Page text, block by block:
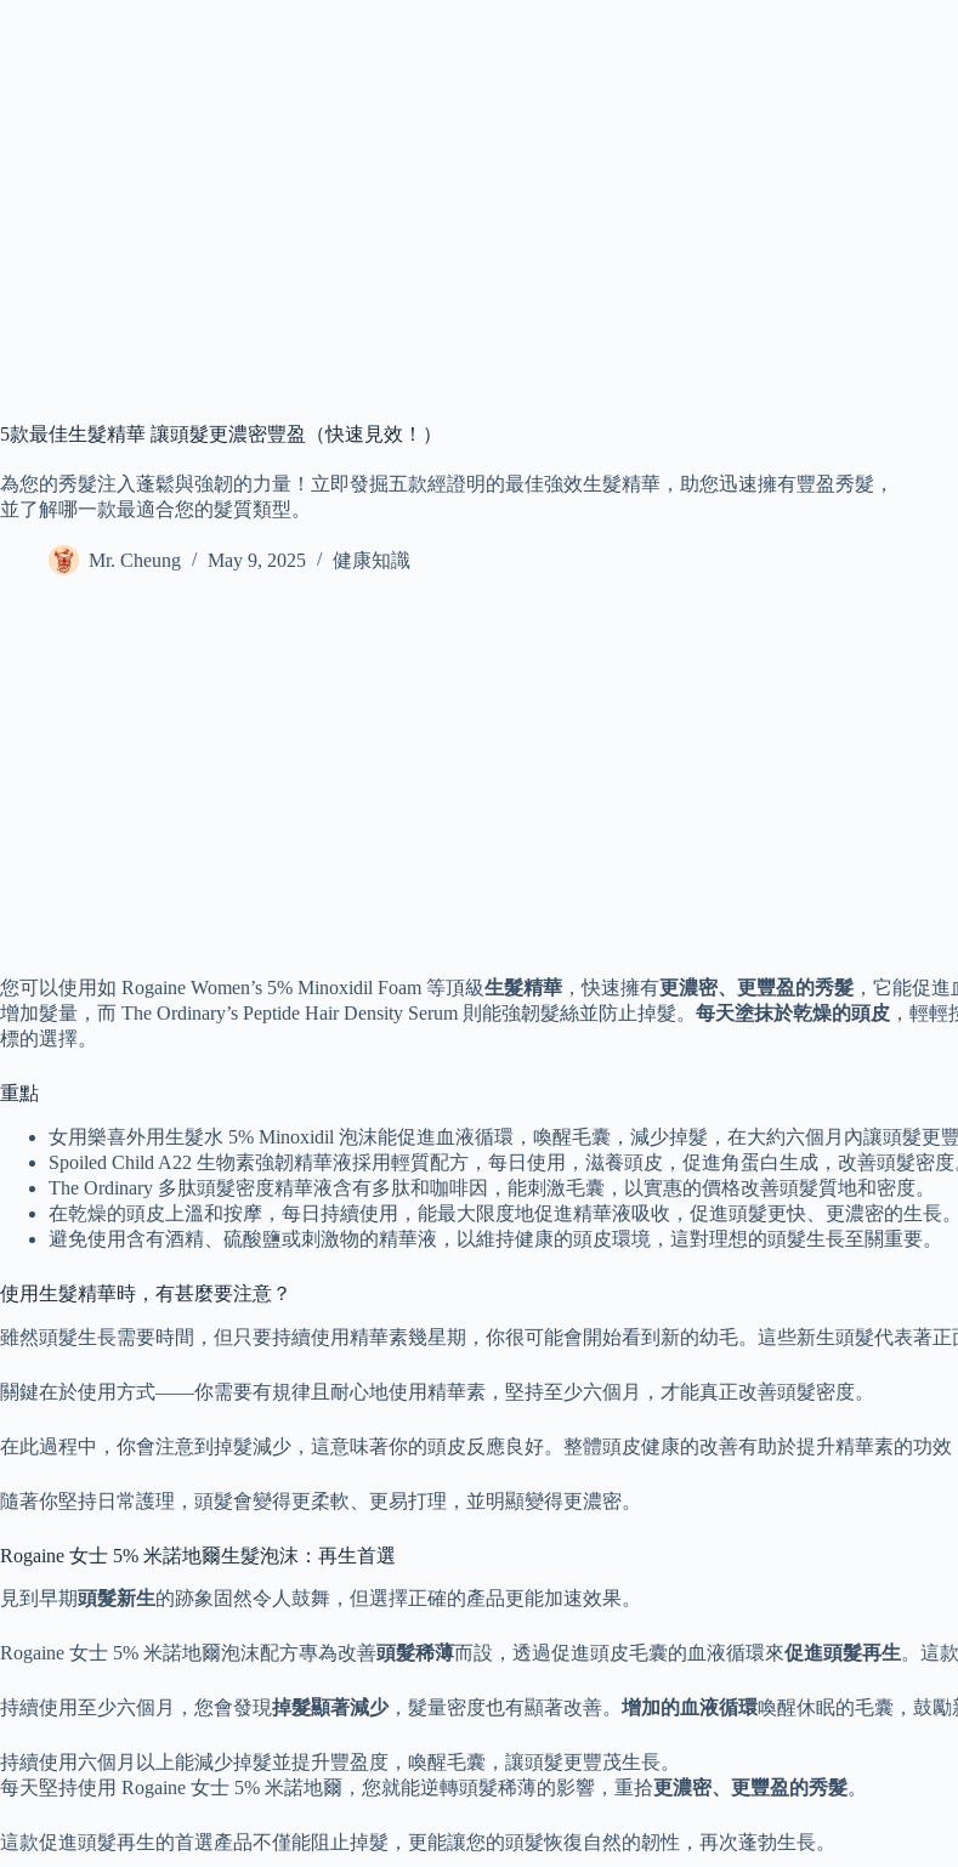
5款最佳生髮精華 讓頭髮更濃密豐盈（快速見效！）
為您的秀髮注入蓬鬆與強韌的力量！立即發掘五款經證明的最佳強效生髮精華，助您迅速擁有豐盈秀髮，
並了解哪一款最適合您的髮質類型。
Mr. Cheung May 9, 2025 健康知識
您可以使用如 Rogaine Women’s 5% Minoxidil Foam 等頂級生髮精華 ，快速擁有更濃密、更豐盈的秀髮 ，它能促
增加髮量，而 The Ordinary’s Peptide Hair Density Serum 則能強韌髮絲並防止掉髮。 每天塗抹於乾燥的頭皮 ，輕
標的選擇。
重點
女用樂喜外用生髮水 5% Minoxidil 泡沫能促進血液循環，喚醒毛囊，減少掉髮，在大約六個月內讓頭髮更豐
Spoiled Child A22 生物素強韌精華液採用輕質配方，每日使用，滋養頭皮，促進角蛋白生成，改善頭髮密度
The Ordinary 多肽頭髮密度精華液含有多肽和咖啡因，能刺激毛囊，以實惠的價格改善頭髮質地和密度。
在乾燥的頭皮上溫和按摩，每日持續使用，能最大限度地促進精華液吸收，促進頭髮更快、更濃密的生長。
避免使用含有酒精、硫酸鹽或刺激物的精華液，以維持健康的頭皮環境，這對理想的頭髮生長至關重要。
使用生髮精華時，有甚麼要注意？
雖然頭髮生長需要時間，但只要持續使用精華素幾星期，你很可能會開始看到新的幼毛。這些新生頭髮代表著
關鍵在於使用方式——你需要有規律且耐心地使用精華素，堅持至少六個月，才能真正改善頭髮密度。
在此過程中，你會注意到掉髮減少，這意味著你的頭皮反應良好。整體頭皮健康的改善有助於提升精華素的功效
隨著你堅持日常護理，頭髮會變得更柔軟、更易打理，並明顯變得更濃密。
Rogaine 女士 5% 米諾地爾生髮泡沫：再生首選
見到早期頭髮新生的跡象固然令人鼓舞，但選擇正確的產品更能加速效果。
Rogaine 女士 5% 米諾地爾泡沫配方專為改善頭髮稀薄而設，透過促進頭皮毛囊的血液循環來促進頭髮再生。這
持續使用至少六個月，您會發現掉髮顯著減少，髮量密度也有顯著改善。 增加的血液循環喚醒休眠的毛囊，鼓勵
持續使用六個月以上能減少掉髮並提升豐盈度，喚醒毛囊，讓頭髮更豐茂生長。
每天堅持使用 Rogaine 女士 5% 米諾地爾，您就能逆轉頭髮稀薄的影響，重拾更濃密、更豐盈的秀髮。
這款促進頭髮再生的首選產品不僅能阻止掉髮，更能讓您的頭髮恢復自然的韌性，再次蓬勃生長。